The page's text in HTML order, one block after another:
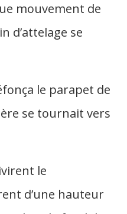
mouvement de
d’attelage se
le parapet de
se tournait vers
le
d’une hauteur